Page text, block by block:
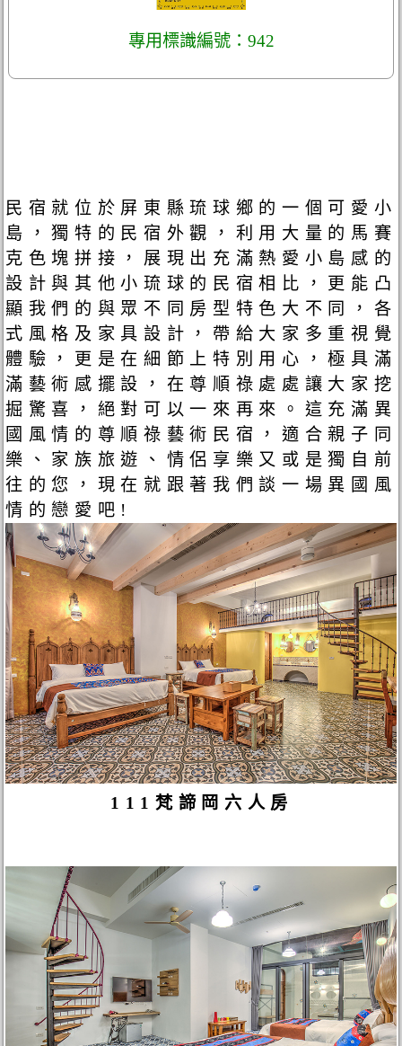
專用標識編號：942
民宿就位於屏東縣琉球鄉的一個可愛小
島，獨特的民宿外觀，利用大量的馬賽
克色塊拼接，展現出充滿熱愛小島感的
設計與其他小琉球的民宿相比，更能凸
顯我們的與眾不同房型特色大不同，各
式風格及家具設計，帶給大家多重視覺
體驗，更是在細節上特別用心，極具滿
滿藝術感擺設，在尊順祿處處讓大家挖
掘驚喜，絕對可以一來再來。這充滿異
國風情的尊順祿藝術民宿，適合親子同
樂、家族旅遊、情侶享樂又或是獨自前
往的您，現在就跟著我們談一場異國風
情的戀愛吧!
111梵諦岡六人房